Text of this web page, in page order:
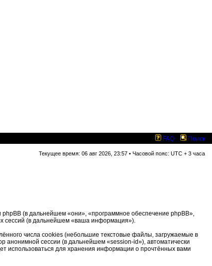
FAQ Поиск
Текущее время: 06 авг 2026, 23:57 • Часовой пояс: UTC + 3 часа
(в дальнейшем «они», «программное обеспечение phpBB»,
сессий (в дальнейшем «ваша информация»).
числа cookies (небольшие текстовые файлы, загружаемые в
анонимной сессии (в дальнейшем «session-id»), автоматически
использоваться для хранения информации о прочтённых вами